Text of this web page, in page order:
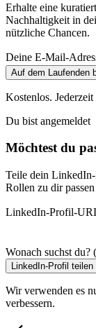
Erhalte eine
Nachhaltigkeit in
nützliche Chancen.
Deine E-Mail-
Auf dem Laufenden
Kostenlos. Jederzeit
Du bist angemeldet
Möchtest du
Teile dein
Rollen zu dir
LinkedIn-Profil-
Wonach suchst du?
LinkedIn-Profil teilen
Wir verwenden es
verbessern.